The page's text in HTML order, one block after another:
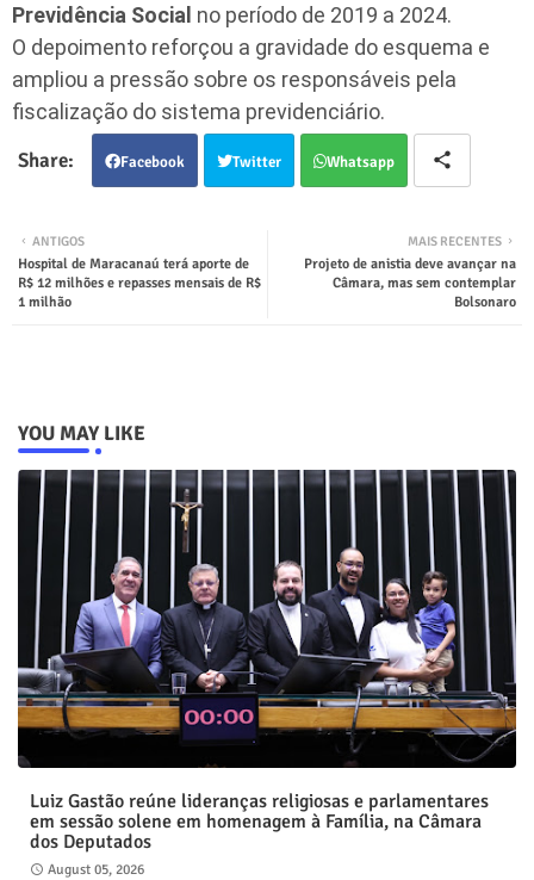
Previdência Social no período de 2019 a 2024.
O depoimento reforçou a gravidade do esquema e
ampliou a pressão sobre os responsáveis pela
fiscalização do sistema previdenciário.
Facebook Twitter Whatsapp
MAIS RECENTES
Projeto de anistia deve avançar na
Câmara, mas sem contemplar
Bolsonaro
ANTIGOS
Hospital de Maracanaú terá aporte de
R$ 12 milhões e repasses mensais de R$
1 milhão
YOU MAY LIKE
Luiz Gastão reúne lideranças religiosas e parlamentares
em sessão solene em homenagem à Família, na Câmara
dos Deputados
August 05, 2026